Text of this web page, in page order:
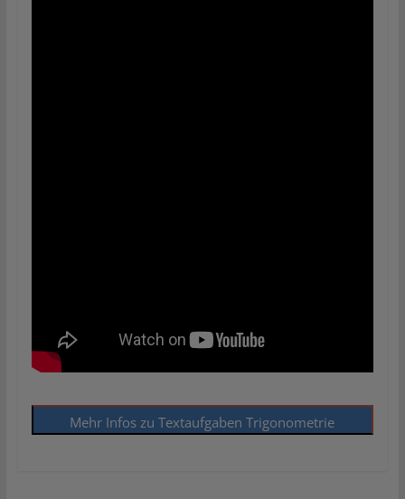
Mehr Infos zu Textaufgaben Trigonometrie